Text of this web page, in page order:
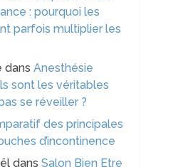
: pourquoi les
parfois multiplier les
dans Anesthésie
sont les véritables
se réveiller ?
des principales
d’incontinence
dans Salon Bien Etre